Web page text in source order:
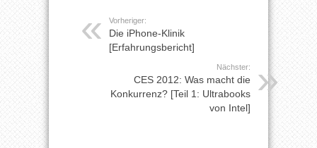
Vorheriger:
Die iPhone-Klinik
[Erfahrungsbericht]
Nächster:
CES 2012: Was macht die
Konkurrenz? [Teil 1: Ultrabooks
von Intel]